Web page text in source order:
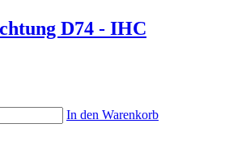
D74 - IHC
In den Warenkorb